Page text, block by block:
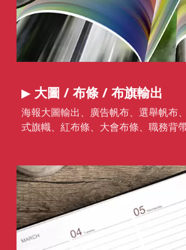
大圖 / 布條 / 布旗輸出
海報大圖輸出、廣告帆布、選舉帆布
式旗幟、紅布條、大會布條、職務背